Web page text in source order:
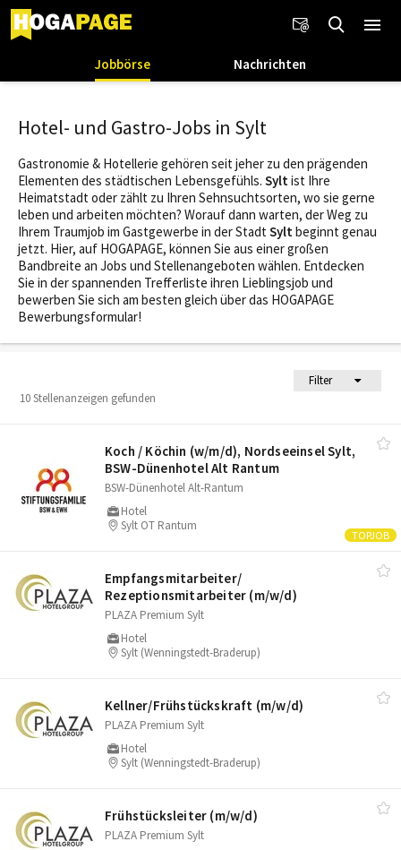
Jobbörse Nachrichten
Filter
10 Stellenanzeigen gefunden
Koch /​ Köchin (w/​m/​d), Nordseeinsel Sylt,
BSW-Dünenhotel Alt Rantum
BSW-Dünenhotel Alt-Rantum
Hotel
Sylt OT Rantum
Empfangsmitarbeiter/​
Rezeptionsmitarbeiter (m/​w/​d)
PLAZA Premium Sylt
Hotel
Sylt (Wenningstedt-Braderup)
Kellner/​Frühstückskraft (m/​w/​d)
PLAZA Premium Sylt
Hotel
Sylt (Wenningstedt-Braderup)
Frühstücksleiter (m/​w/​d)
PLAZA Premium Sylt
Hotel- und Gastro-Jobs in Sylt
Gastronomie & Hotellerie gehören seit jeher zu den prägenden
Elementen des städtischen Lebensgefühls. Syltist Ihre
Heimatstadt oder zählt zu Ihren Sehnsuchtsorten, wo sie gerne
leben und arbeiten möchten? Worauf dann warten, der Weg zu
Ihrem Traumjob im Gastgewerbe in der StadtSyltbeginnt genau
jetzt. Hier, auf HOGAPAGE, können Sie aus einer großen
Bandbreite an Jobs und Stellenangeboten wählen. Entdecken
Sie in der spannenden Trefferliste ihren Lieblingsjob und
bewerben Sie sich am besten gleich über das HOGAPAGE
Bewerbungsformular!